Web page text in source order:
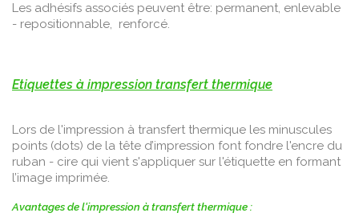
Les adhésifs associés peuvent être: permanent, enlevable
- repositionnable, renforcé.
Etiquettes à impression transfert thermique
Lors de l'impression à transfert thermique les minuscules
points (dots) de la tête d’impression font fondre l'encre du
ruban - cire qui vient s'appliquer sur l'étiquette en formant
l’image imprimée.
Avantages de l'impression à transfert thermique :